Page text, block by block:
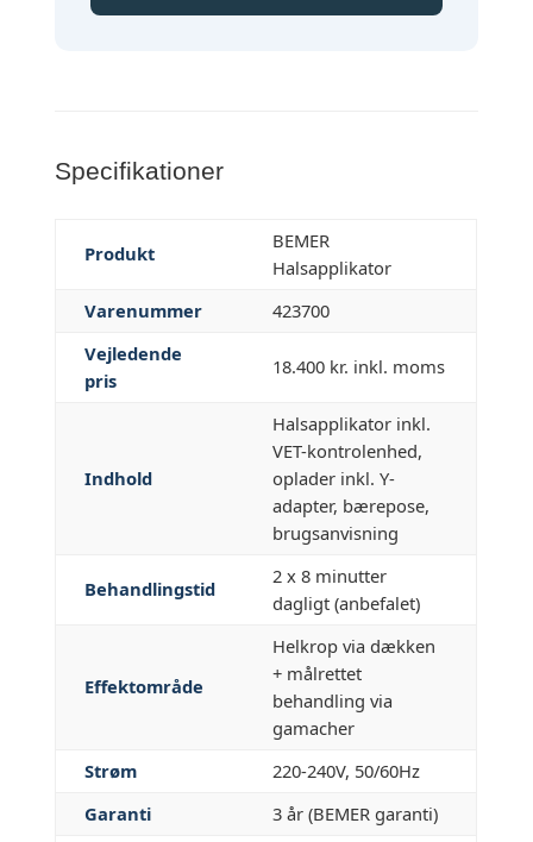
Specifikationer
Produkt
BEMER
Halsapplikator
Varenummer
423700
Vejledende
pris
18.400 kr. inkl. moms
Indhold
Halsapplikator inkl.
VET-kontrolenhed,
oplader inkl. Y-
adapter, bærepose,
brugsanvisning
Behandlingstid
2 x 8 minutter
dagligt (anbefalet)
Effektområde
Helkrop via dækken
+ målrettet
behandling via
gamacher
Strøm
220-240V, 50/60Hz
Garanti
3 år (BEMER garanti)